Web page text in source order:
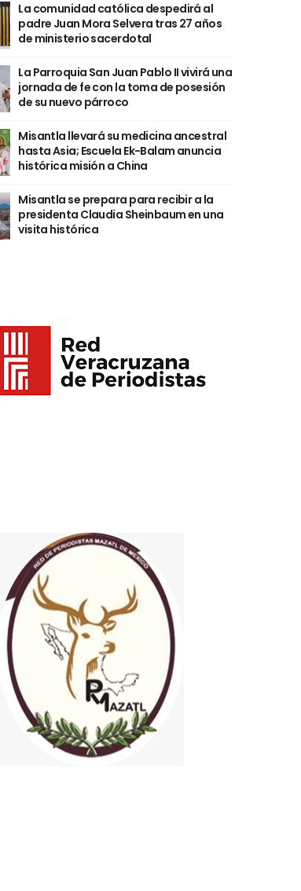
La comunidad católica despedirá al
padre Juan Mora Selvera tras 27 años
de ministerio sacerdotal
La Parroquia San Juan Pablo II vivirá una
jornada de fe con la toma de posesión
de su nuevo párroco
Misantla llevará su medicina ancestral
hasta Asia; Escuela Ek-Balam anuncia
histórica misión a China
Misantla se prepara para recibir a la
presidenta Claudia Sheinbaum en una
visita histórica